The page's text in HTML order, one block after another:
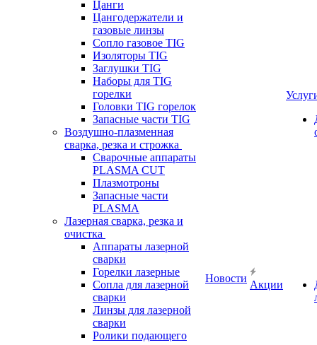
Цанги
Цангодержатели и
газовые линзы
Сопло газовое TIG
Изоляторы TIG
Заглушки TIG
Наборы для TIG
горелки
Головки TIG горелок
Запасные части TIG
Воздушно-плазменная
сварка, резка и строжка
Сварочные аппараты
PLASMA CUT
Плазмотроны
Запасные части
PLASMA
Лазерная сварка, резка и
очистка
Аппараты лазерной
сварки
Горелки лазерные
Сопла для лазерной
сварки
Линзы для лазерной
сварки
Ролики подающего
Новости
Акции